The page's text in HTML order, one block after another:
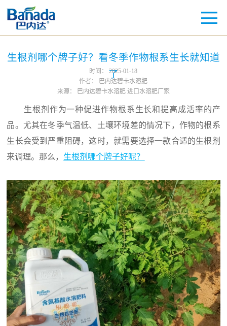
生根剂哪个牌子好？看冬季作物根系生长就知道
了
时间：
2025-01-18
作者：
巴内达碧卡水溶肥
来源：
巴内达碧卡水溶肥 进口水溶肥厂家
生根剂作为一种促进作物根系生长和提高成活率的产
品。尤其在冬季气温低、土壤环境差的情况下，作物的根系
生长会受到严重阻碍，这时，就需要选择一款合适的生根剂
来调理。那么， 生根剂哪个牌子好呢？